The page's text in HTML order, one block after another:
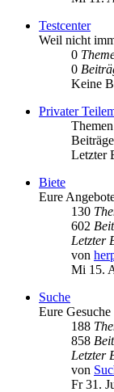
Testcenter
Weil nicht
0
0
Keine
Privater
Themen
Beiträge
Letzter
Biete
Eure
130
602
Letzter
von
Mi 15.
Suche
Eure Gesuche
188
858
Letzter
von
Fr 31.